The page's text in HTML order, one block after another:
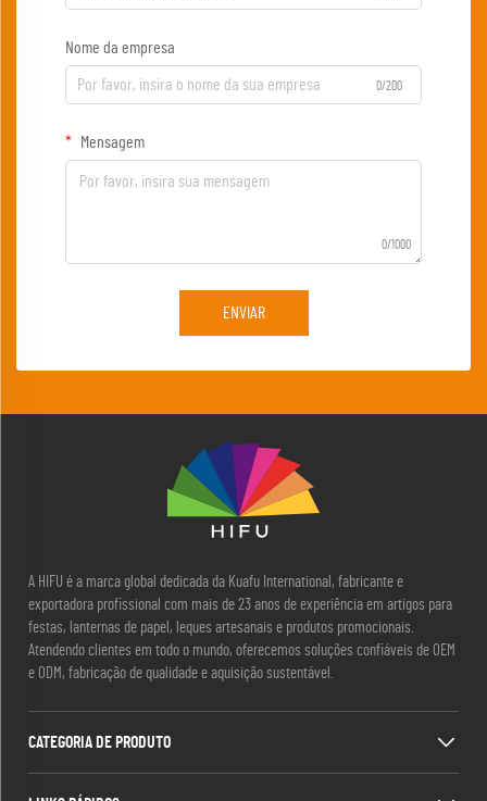
Nome da empresa
0/200
Mensagem
0/1000
ENVIAR
A HIFU é a marca global dedicada da Kuafu International, fabricante e
exportadora profissional com mais de 23 anos de experiência em artigos para
festas, lanternas de papel, leques artesanais e produtos promocionais.
Atendendo clientes em todo o mundo, oferecemos soluções confiáveis de OEM
e ODM, fabricação de qualidade e aquisição sustentável.
CATEGORIA DE PRODUTO